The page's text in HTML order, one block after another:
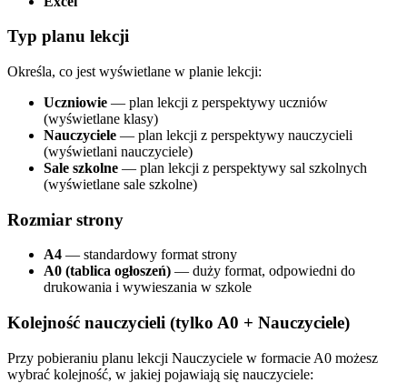
Typ planu lekcji
Określa, co jest wyświetlane w planie lekcji:
Uczniowie — plan lekcji z perspektywy uczniów
(wyświetlane klasy)
Nauczyciele — plan lekcji z perspektywy nauczycieli
(wyświetlani nauczyciele)
Sale szkolne — plan lekcji z perspektywy sal szkolnych
(wyświetlane sale szkolne)
Rozmiar strony
A4 — standardowy format strony
A0 (tablica ogłoszeń) — duży format, odpowiedni do
drukowania i wywieszania w szkole
Kolejność nauczycieli (tylko A0 + Nauczyciele)
Przy pobieraniu planu lekcji Nauczyciele w formacie A0 możesz
wybrać kolejność, w jakiej pojawiają się nauczyciele: